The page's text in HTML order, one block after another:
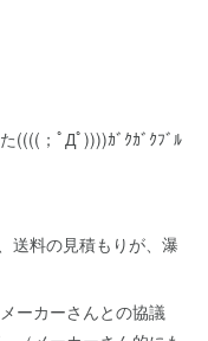
((((；ﾟДﾟ))))ｶﾞｸｶﾞｸﾌﾞﾙ
送料の見積もりが、瀑
ーカーさんとの協議